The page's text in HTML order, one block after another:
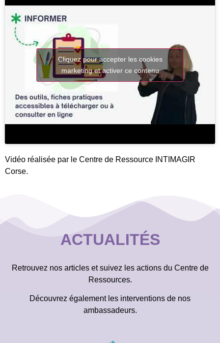
Cliquez pour accepter les cookies
marketing et activer ce contenu
Vidéo réalisée par le Centre de Ressource INTIMAGIR
Corse.
ACTUALITÉS
Retrouvez nos articles et suivez les actions du Centre de
Ressources.
Découvrez également les interventions de nos
ambassadeurs.